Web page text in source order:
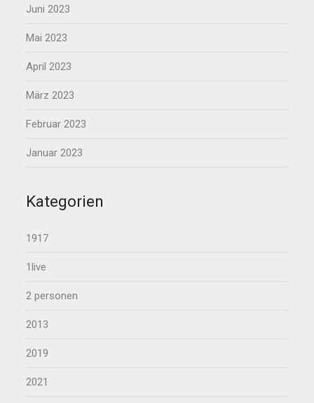
Juni 2023
Mai 2023
April 2023
März 2023
Februar 2023
Januar 2023
Kategorien
1917
1live
2 personen
2013
2019
2021